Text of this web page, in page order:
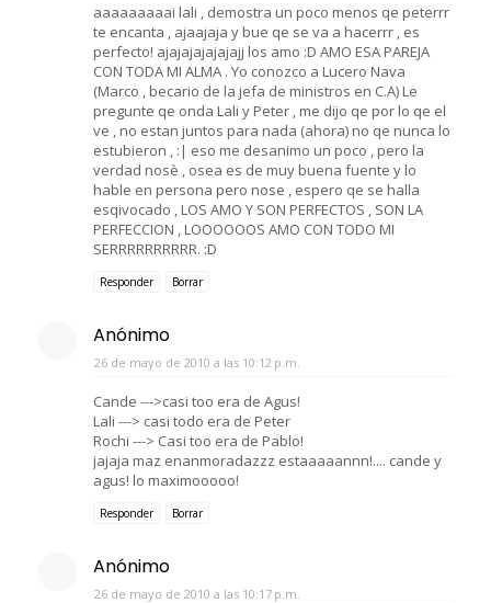
aaaaaaaaai lali , demostra un poco menos qe peterrr
te encanta , ajaajaja y bue qe se va a hacerrr , es
perfecto! ajajajajajajajj los amo :D AMO ESA PAREJA
CON TODA MI ALMA . Yo conozco a Lucero Nava
(Marco , becario de la jefa de ministros en C.A) Le
pregunte qe onda Lali y Peter , me dijo qe por lo qe el
ve , no estan juntos para nada (ahora) no qe nunca lo
estubieron , :| eso me desanimo un poco , pero la
verdad nosè , osea es de muy buena fuente y lo
hable en persona pero nose , espero qe se halla
esqivocado , LOS AMO Y SON PERFECTOS , SON LA
PERFECCION , LOOOOOOS AMO CON TODO MI
SERRRRRRRRRR. :D
Responder Borrar
Anónimo
26 de mayo de 2010 a las 10:12 p.m.
Cande --->casi too era de Agus!
Lali ---> casi todo era de Peter
Rochi ---> Casi too era de Pablo!
jajaja maz enanmoradazzz estaaaaannn!.... cande y
agus! lo maximooooo!
Responder Borrar
Anónimo
26 de mayo de 2010 a las 10:17 p.m.